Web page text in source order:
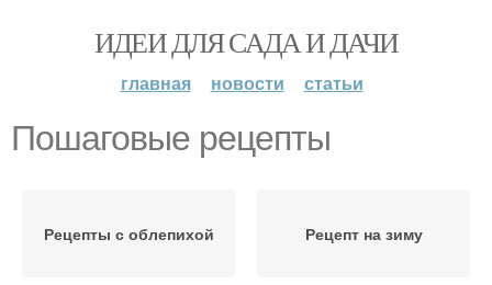
ИДЕИ ДЛЯ САДА И ДАЧИ
главная новости статьи
Пошаговые рецепты
Рецепты с облепихой Рецепт на зиму